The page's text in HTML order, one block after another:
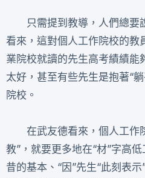
只需提到教導，人們總要
看來，這對個人工作院校的教
業院校就讀的先生高考績績能
太好，甚至有些先生是抱著“
院校。
在武友德看來，個人工作
教”，就要更多地在“材”字高低
昔的基本、“因”先生“此刻表